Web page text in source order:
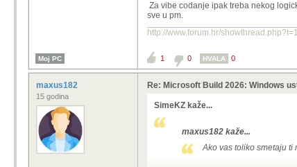
Za vibe codanje ipak treba nekog
sve u pm.
http://www.forum.hr/
Moj PC 1 0 HVALA 0
maxus182
15 godina
Re: Microsoft Build 2026: Windows
SimeKZ kaže...
maxus182 kaže...
Ako vas toliko smetaju ti